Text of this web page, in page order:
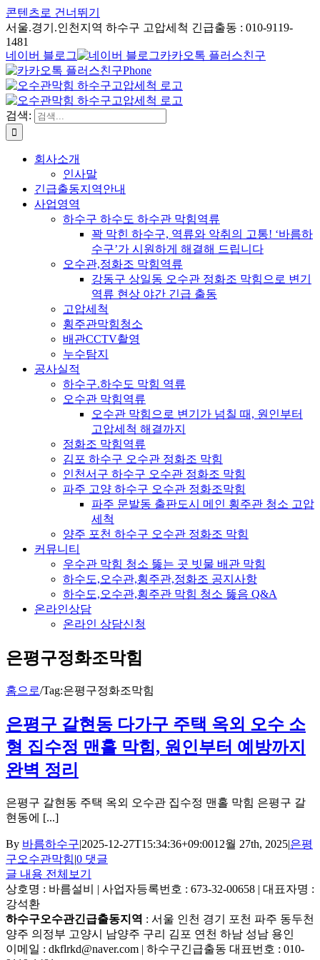
콘텐츠로 건너뛰기
서울.경기.인천지역 하수구 고압세척 긴급출동 : 010-9119-
1481
네이버 블로그
카카오톡 플러스친구
Phone
검색:
회사소개
인사말
긴급출동지역안내
사업영역
하수구 하수도 하수관 막힘역류
꽉 막힌 하수구, 역류와 악취의 고통! ‘바름하
수구’가 시원하게 해결해 드립니다
오수관,정화조 막힘역류
강동구 상일동 오수관 정화조 막힘으로 변기
역류 현상 야간 긴급 출동
고압세척
횡주관막힘청소
배관CCTV촬영
누수탐지
공사실적
하수구.하수도 막힘 역류
오수관 막힘역류
오수관 막힘으로 변기가 넘칠 때, 원인부터
고압세척 해결까지
정화조 막힘역류
김포 하수구 오수관 정화조 막힘
인천서구 하수구 오수관 정화조 막힘
파주 고양 하수구 오수관 정화조막힘
파주 문발동 출판도시 메인 횡주관 청소 고압
세척
양주 포천 하수구 오수관 정화조 막힘
커뮤니티
우수관 막힘 청소 뚫는 곳 빗물 배관 막힘
하수도,오수관,횡주관,정화조 공지사항
하수도,오수관,횡주관 막힘 청소 뚫음 Q&A
온라인상담
온라인 상담신청
은평구정화조막힘
홈으로/Tag:은평구정화조막힘
은평구 갈현동 다가구 주택 옥외 오수 소
형 집수정 맨홀 막힘, 원인부터 예방까지
완벽 정리
은평구 갈현동 주택 옥외 오수관 집수정 맨홀 막힘 은평구 갈
현동에 [...]
By 바름하수구|2025-12-27T15:34:36+09:0012월 27th, 2025|은평
구오수관막힘|0 댓글
글 내용 전체보기
상호명 : 바름설비 | 사업자등록번호 : 673-32-00658 | 대표자명 :
강석환
하수구오수관긴급출동지역 : 서울 인천 경기 포천 파주 동두천
양주 의정부 고양시 남양주 구리 김포 연천 하남 성남 용인
이메일 : dkflrkd@naver.com | 하수구긴급출동 대표번호 : 010-